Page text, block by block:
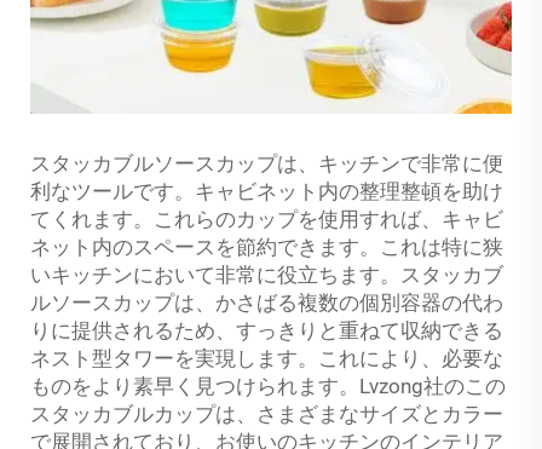
スタッカブルソースカップは、キッチンで非常に便
利なツールです。キャビネット内の整理整頓を助け
てくれます。これらのカップを使用すれば、キャビ
ネット内のスペースを節約できます。これは特に狭
いキッチンにおいて非常に役立ちます。スタッカブ
ルソースカップは、かさばる複数の個別容器の代わ
りに提供されるため、すっきりと重ねて収納できる
ネスト型タワーを実現します。これにより、必要な
ものをより素早く見つけられます。Lvzong社のこの
スタッカブルカップは、さまざまなサイズとカラー
で展開されており、お使いのキッチンのインテリア